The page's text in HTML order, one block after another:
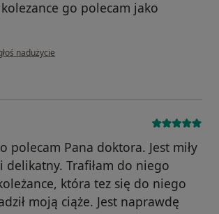
go polecam jako
opinii użytkownika Konto zostało usunięte
nadużycie
polecam Pana doktora. Jest miły
delikatny. Trafiłam do niego
która tez się do niego
moją ciąże. Jest naprawdę